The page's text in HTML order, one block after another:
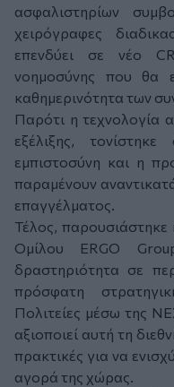
ασφαλιστηρίων
χειρόγραφες
επενδύει σε νέο
νοημοσύνης που θα
καθημερινότητα των
Παρότι η τεχνολογία
εξέλιξης,
εμπιστοσύνη και η
παραμένουν
επαγγέλματος.
Τέλος, παρουσιάστηκε
Ομίλου ERGO
δραστηριότητα σε
πρόσφατη
Πολιτείες μέσω της
αξιοποιεί αυτή τη
πρακτικές για να
αγορά της χώρας.